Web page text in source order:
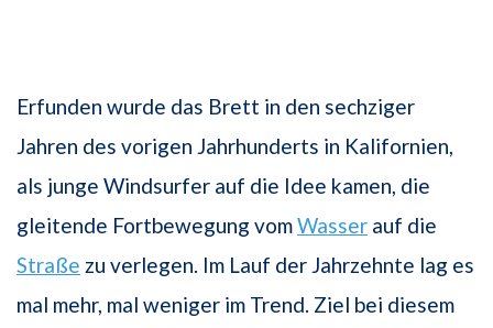
Erfunden wurde das Brett in den sechziger
Jahren des vorigen Jahrhunderts in Kalifornien,
als junge Windsurfer auf die Idee kamen, die
gleitende Fortbewegung vomWasser auf die
Straße zu verlegen. Im Lauf der Jahrzehnte lag es
mal mehr, mal weniger im Trend. Ziel bei diesem